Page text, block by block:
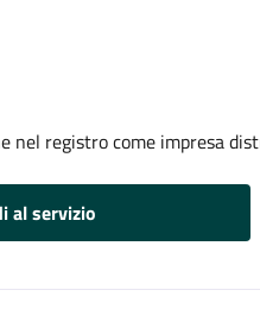
nel registro come impresa
al servizio